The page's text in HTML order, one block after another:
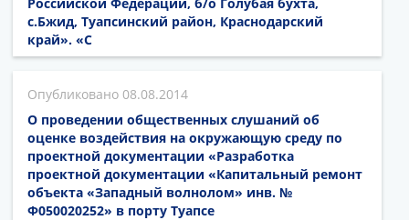
с.Бжид, Туапсинский район, Краснодарский
край». «С
08.08.2014
О проведении общественных слушаний об
оценке воздействия на окружающую среду по
проектной документации «Разработка
проектной документации «Капитальный ремонт
объекта «Западный волнолом» инв. №
Ф050020252» в порту Туапсе